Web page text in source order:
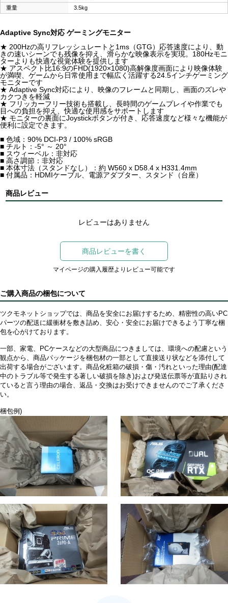
重量
3.5kg
Adaptive Sync対応 ゲーミングモニター
★ 200Hzの高リフレッシュレートと1ms（GTG）応答速度により、動
きの速いシーンでも残像を抑え、滑らかな映像表示を実現。180Hzモニ
ターよりも快適な視覚体験を提供します
★ アスペクト比16:9のFHD(1920×1080)高解像度画面により映像体験
が満喫、ゲームから日常使用まで幅広く活躍する24.5インチゲーミング
モニターです
★ Adaptive Sync対応により、映像のフレームと同期し、画面のズレや
カクつきを軽減
★ フリッカーフリー技術も搭載し、長時間のゲームプレイや作業でも
目への負担を抑え、快適な使用感をサポートします
★ モニターの裏面にJoystickボタンが付き、応答速度など様々な機能が
便利に設定できます。
■ 色域：90% DCI-P3 / 100% sRGB
■ チルト：-5° ～ 20°
■ スウィーベル：非対応
■ 高さ調節：非対応
■ 本体寸法（スタンドなし）：約 W560 x D58.4 x H331.4mm
■ 付属品：HDMIケーブル、電源アダプター、スタンド（台座）
商品レビュー
レビューはありません
商品レビューを書く
マイページの購入履歴よりレビュー可能です
ご購入商品の梱包について
ツクモネットショップでは、商品を安全にお届けするため、精密性の高いPC
パーツの配送に緩衝材を敷き詰め、安心・安全にお届けできるよう丁寧な梱
包を心がけております。
一部、家電、PCケースなどの大型商品につきましては、環境への配慮という
観点から、商品パッケージを梱包材の一部として直接送り状などを添付して
出荷する場合がございます。商品化粧箱の破損・傷・汚れといった理由(配達
中のトラブル等で発生する著しい破損を除き)および発送伝票等が直貼りされ
ていると言う理由の場合、返品・交換はお受けできませんのでご了承くださ
い。
梱包例)